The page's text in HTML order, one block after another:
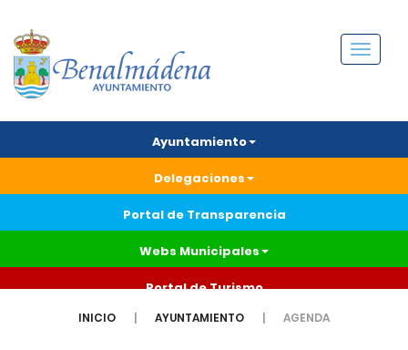
Menú
Ayuntamiento
Delegaciones
Portal de Transparencia
Webs Municipales
Portal de Turismo
INICIO AYUNTAMIENTO AGENDA